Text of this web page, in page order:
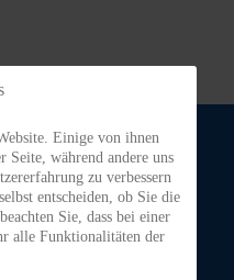
Einige von ihnen
Seite, während andere uns
zu verbessern
entscheiden, ob Sie die
Sie, dass bei einer
alle Funktionalitäten der